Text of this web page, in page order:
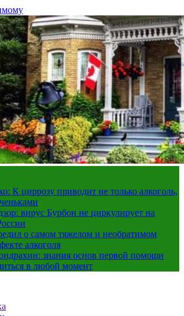
К циррозу приводит не только алкоголь,
вирус Бурбон не циркулирует на
о самом тяжелом и необратимом
алкоголя
знания основ первой помощи
в любой момент